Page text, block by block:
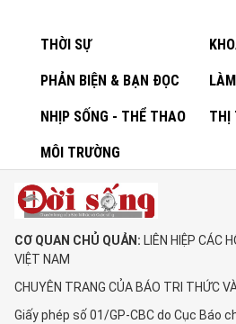
THỜI SỰ
PHẢN BIỆN & BẠN ĐỌC
NHỊP SỐNG - THỂ THAO THỊ
MÔI TRƯỜNG
CƠ QUAN CHỦ QUẢN: LIÊN HIỆP CÁC
VIỆT NAM
CHUYÊN TRANG CỦA BÁO TRI THỨC
Giấy phép số 01/GP-CBC do Cục Báo